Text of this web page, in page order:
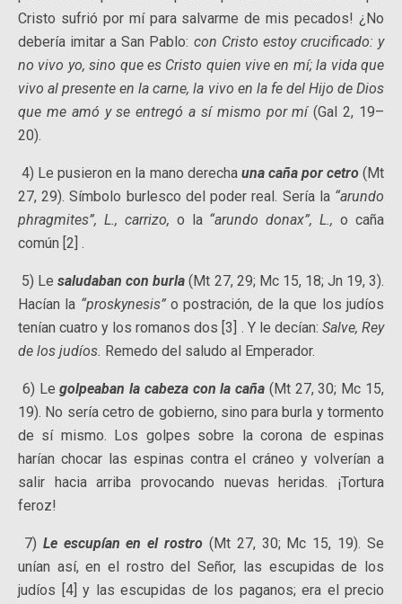
Cristo sufrió por mí para salvarme de mis pecados! ¿No
debería imitar a San Pablo: con Cristo estoy crucificado: y
no vivo yo, sino que es Cristo quien vive en mí; la vida que
vivo al presente en la carne, la vivo en la fe del Hijo de Dios
que me amó y se entregó a sí mismo por mí(Gal 2, 19–
20).
4) Le pusieron en la mano derecha una caña por cetro (Mt
27, 29). Símbolo burlesco del poder real. Sería la “arundo
phragmites”, L., carrizo, o la “arundo donax”, L.,o caña
común [2] .
5) Lesaludaban con burla(Mt 27, 29; Mc 15, 18; Jn 19, 3).
Hacían la “proskynesis”o postración, de la que los judíos
tenían cuatro y los romanos dos [3] . Y le decían: Salve, Rey
de los judíos. Remedo del saludo al Emperador.
6) Legolpeaban la cabeza con la caña (Mt 27, 30; Mc 15,
19). No sería cetro de gobierno, sino para burla y tormento
de sí mismo. Los golpes sobre la corona de espinas
harían chocar las espinas contra el cráneo y volverían a
salir hacia arriba provocando nuevas heridas. ¡Tortura
feroz!
7) Le escupían en el rostro (Mt 27, 30; Mc 15, 19). Se
unían así, en el rostro del Señor, las escupidas de los
judíos [4] y las escupidas de los paganos; era el precio